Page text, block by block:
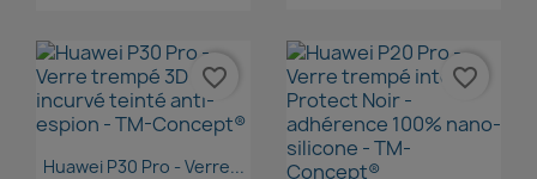
Aperçu rapide
Huawei P30 Pro - Verre...
favorite_border favorite_border